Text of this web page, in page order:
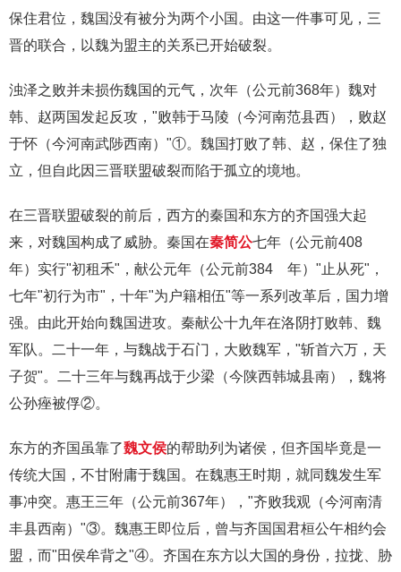
保住君位，魏国没有被分为两个小国。由这一件事可见，三
晋的联合，以魏为盟主的关系已开始破裂。
浊泽之败并未损伤魏国的元气，次年（公元前368年）魏对
韩、赵两国发起反攻，"败韩于马陵（今河南范县西），败赵
于怀（今河南武陟西南）"①。魏国打败了韩、赵，保住了独
立，但自此因三晋联盟破裂而陷于孤立的境地。
在三晋联盟破裂的前后，西方的秦国和东方的齐国强大起
来，对魏国构成了威胁。秦国在秦简公七年（公元前408
年）实行"初租禾"，献公元年（公元前384 年）"止从死"，
七年"初行为市"，十年"为户籍相伍"等一系列改革后，国力增
强。由此开始向魏国进攻。秦献公十九年在洛阴打败韩、魏
军队。二十一年，与魏战于石门，大败魏军，"斩首六万，天
子贺"。二十三年与魏再战于少梁（今陕西韩城县南），魏将
公孙痤被俘②。
东方的齐国虽靠了魏文侯的帮助列为诸侯，但齐国毕竟是一
传统大国，不甘附庸于魏国。在魏惠王时期，就同魏发生军
事冲突。惠王三年（公元前367年），"齐败我观（今河南清
丰县西南）"③。魏惠王即位后，曾与齐国国君桓公午相约会
盟，而"田侯牟背之"④。齐国在东方以大国的身份，拉拢、胁